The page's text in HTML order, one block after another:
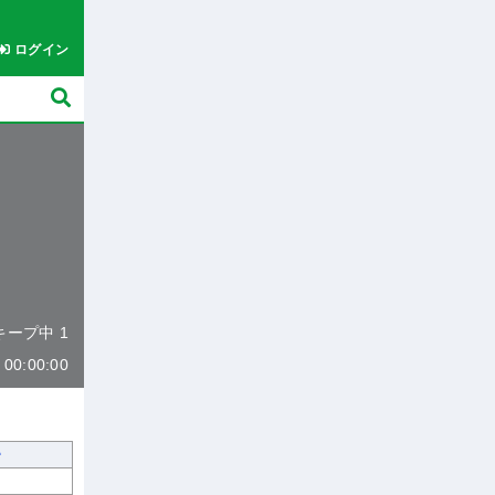
ログイン
ープ中 1
00:00:00